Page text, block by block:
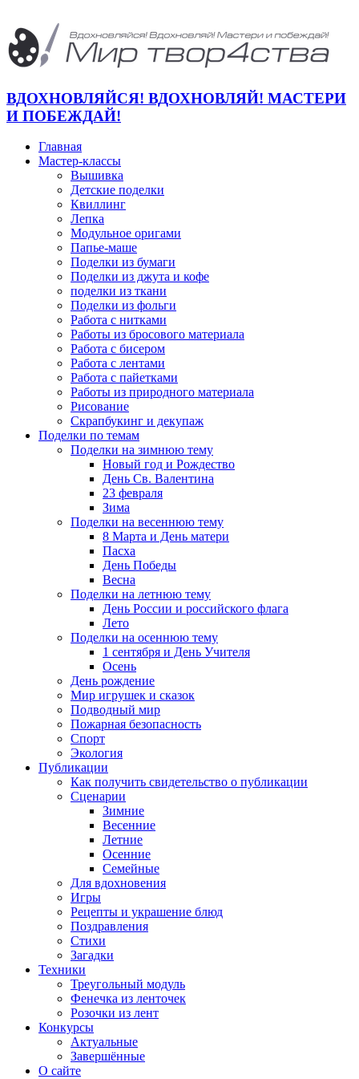
ВДОХНОВЛЯЙСЯ! ВДОХНОВЛЯЙ! МАСТЕРИ
И ПОБЕЖДАЙ!
Главная
Мастер-классы
Вышивка
Детские поделки
Квиллинг
Лепка
Модульное оригами
Папье-маше
Поделки из бумаги
Поделки из джута и кофе
поделки из ткани
Поделки из фольги
Работа с нитками
Работы из бросового материала
Работа с бисером
Работа с лентами
Работа с пайетками
Работы из природного материала
Рисование
Скрапбукинг и декупаж
Поделки по темам
Поделки на зимнюю тему
Новый год и Рождество
День Св. Валентина
23 февраля
Зима
Поделки на весеннюю тему
8 Марта и День матери
Пасха
День Победы
Весна
Поделки на летнюю тему
День России и российского флага
Лето
Поделки на осеннюю тему
1 сентября и День Учителя
Осень
День рождение
Мир игрушек и сказок
Подводный мир
Пожарная безопасность
Спорт
Экология
Публикации
Как получить свидетельство о публикации
Сценарии
Зимние
Весенние
Летние
Осенние
Семейные
Для вдохновения
Игры
Рецепты и украшение блюд
Поздравления
Стихи
Загадки
Техники
Треугольный модуль
Фенечка из ленточек
Розочки из лент
Конкурсы
Актуальные
Завершённые
О сайте